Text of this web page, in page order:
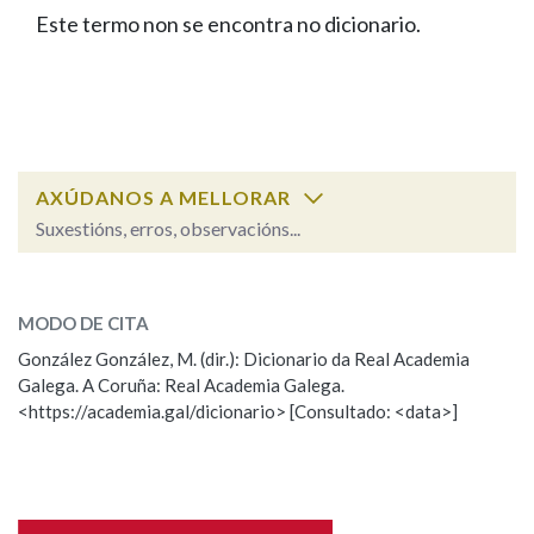
FIGURAS HOMENAXEADAS
PORTAL DAS PALABRAS
Facebook
TwitterYoutubeInstagram
Bluesky
BUSCAR NOS LEMAS
Remata por
BUSCAR NO CONTIDO
Nas definicións
Este termo non se encontra no dicionario.
AXÚDANOS A MELLORAR
Suxestións, erros, observacións...
Observación
Nome
MODO DE CITA
González González, M. (dir.): Dicionario da Real Academia
Galega. A Coruña: Real Academia Galega.
<https://academia.gal/dicionario> [Consultado: <data>]